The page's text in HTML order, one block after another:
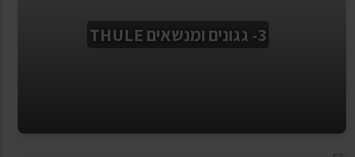
3- גגונים ומנשאים THULE